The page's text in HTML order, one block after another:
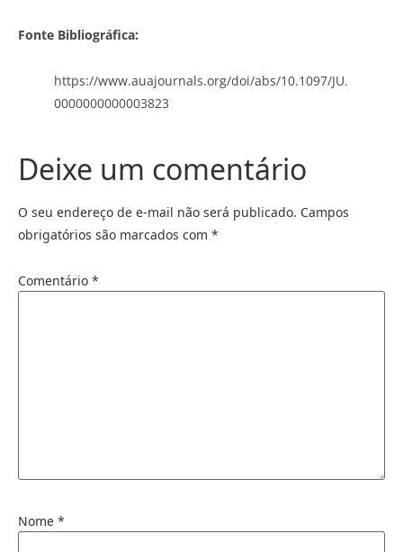
Fonte Bibliográfica:
https://www.auajournals.org/doi/abs/10.1097/JU.
0000000000003823
Deixe um comentário
O seu endereço de e-mail não será publicado. Campos
obrigatórios são marcados com *
Comentário *
Nome *